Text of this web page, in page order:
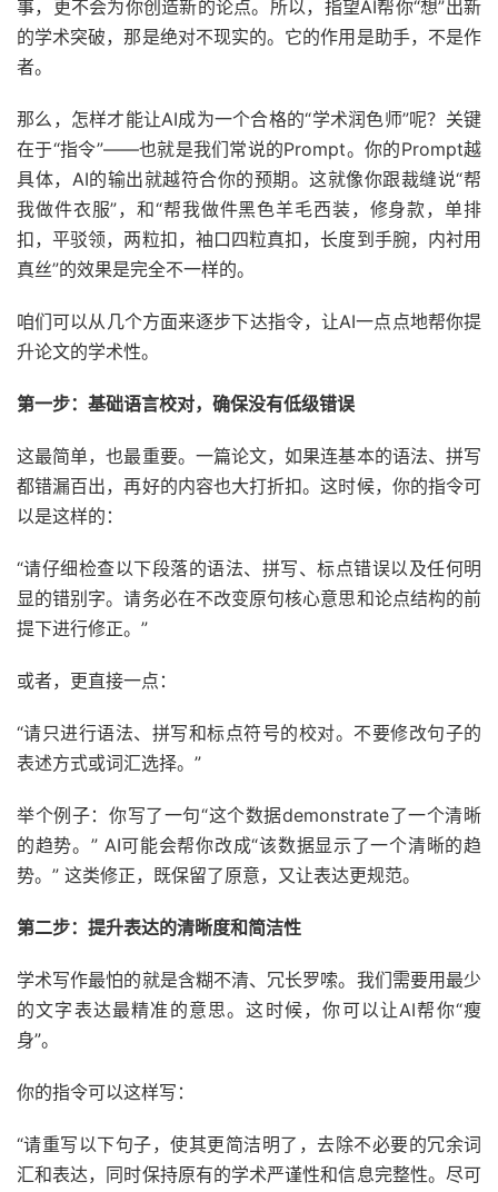
事，更不会为你创造新的论点。所以，指望AI帮你“想”出新
的学术突破，那是绝对不现实的。它的作用是助手，不是作
者。
那么，怎样才能让AI成为一个合格的“学术润色师”呢？关键
在于“指令”——也就是我们常说的Prompt。你的Prompt越
具体，AI的输出就越符合你的预期。这就像你跟裁缝说“帮
我做件衣服”，和“帮我做件黑色羊毛西装，修身款，单排
扣，平驳领，两粒扣，袖口四粒真扣，长度到手腕，内衬用
真丝”的效果是完全不一样的。
咱们可以从几个方面来逐步下达指令，让AI一点点地帮你提
升论文的学术性。
第一步：基础语言校对，确保没有低级错误
这最简单，也最重要。一篇论文，如果连基本的语法、拼写
都错漏百出，再好的内容也大打折扣。这时候，你的指令可
以是这样的：
“请仔细检查以下段落的语法、拼写、标点错误以及任何明
显的错别字。请务必在不改变原句核心意思和论点结构的前
提下进行修正。”
或者，更直接一点：
“请只进行语法、拼写和标点符号的校对。不要修改句子的
表述方式或词汇选择。”
举个例子：你写了一句“这个数据demonstrate了一个清晰
的趋势。” AI可能会帮你改成“该数据显示了一个清晰的趋
势。” 这类修正，既保留了原意，又让表达更规范。
第二步：提升表达的清晰度和简洁性
学术写作最怕的就是含糊不清、冗长罗嗦。我们需要用最少
的文字表达最精准的意思。这时候，你可以让AI帮你“瘦
身”。
你的指令可以这样写：
“请重写以下句子，使其更简洁明了，去除不必要的冗余词
汇和表达，同时保持原有的学术严谨性和信息完整性。尽可